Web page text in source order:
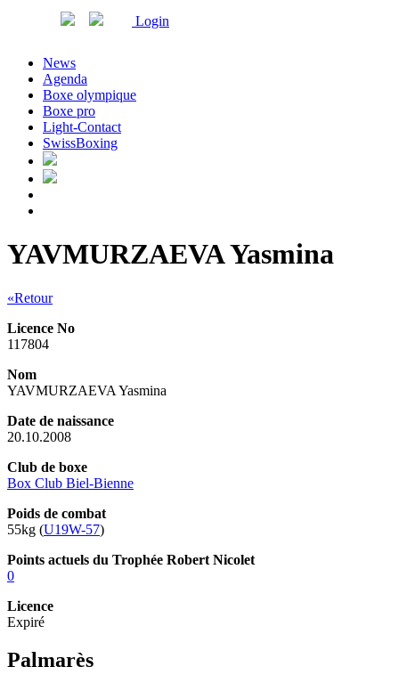
Login
News
Agenda
Boxe olympique
Boxe pro
Light-Contact
SwissBoxing
YAVMURZAEVA Yasmina
«Retour
Licence No
117804
Nom
YAVMURZAEVA Yasmina
Date de naissance
20.10.2008
Club de boxe
Box Club Biel-Bienne
Poids de combat
55kg (U19W-57)
Points actuels du Trophée Robert Nicolet
0
Licence
Expiré
Palmarès